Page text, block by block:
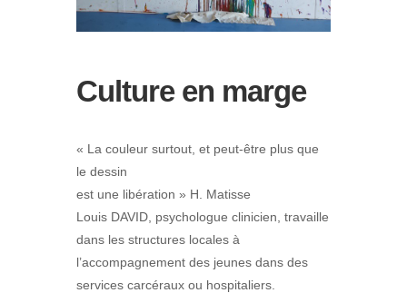
Culture en marge
« La couleur surtout, et peut-être plus que
le dessin
est une libération » H. Matisse
Louis DAVID, psychologue clinicien, travaille
dans les structures locales à
l’accompagnement des jeunes dans des
services carcéraux ou hospitaliers.